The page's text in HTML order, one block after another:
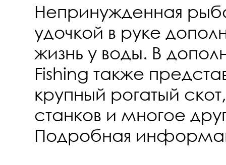
Непринужденная
удочкой в руке
жизнь у воды. В
Fishing также
крупный рогатый
станков и многое
Подробная